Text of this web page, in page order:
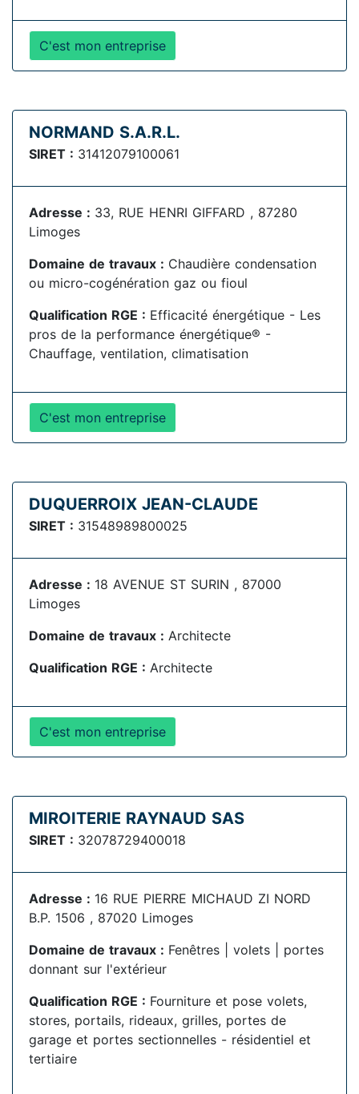
C'est mon entreprise
NORMAND S.A.R.L.
SIRET : 31412079100061
Adresse : 33, RUE HENRI GIFFARD , 87280
Limoges
Domaine de travaux : Chaudière condensation
ou micro-cogénération gaz ou fioul
Qualification RGE : Efficacité énergétique - Les
pros de la performance énergétique® -
Chauffage, ventilation, climatisation
C'est mon entreprise
DUQUERROIX JEAN-CLAUDE
SIRET : 31548989800025
Adresse : 18 AVENUE ST SURIN , 87000
Limoges
Domaine de travaux : Architecte
Qualification RGE : Architecte
C'est mon entreprise
MIROITERIE RAYNAUD SAS
SIRET : 32078729400018
Adresse : 16 RUE PIERRE MICHAUD ZI NORD
B.P. 1506 , 87020 Limoges
Domaine de travaux : Fenêtres | volets | portes
donnant sur l'extérieur
Qualification RGE : Fourniture et pose volets,
stores, portails, rideaux, grilles, portes de
garage et portes sectionnelles - résidentiel et
tertiaire